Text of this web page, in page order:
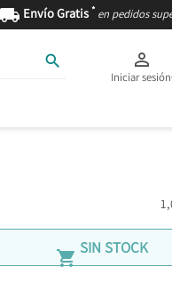
 Envío Gratis * en pedidos
 
Iniciar sesión
 SIN STOCK